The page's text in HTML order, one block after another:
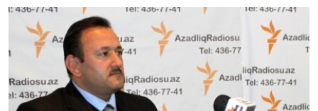
ARAŞDIRMA
MULTIMEDIA
FOTOQALEREYA
RADIO ARXIV
OXU ZALI
HAQQIMIZDA